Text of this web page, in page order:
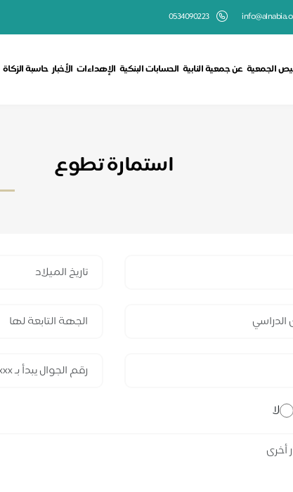
0534090223
الجمعية عن جمعية النابية الحسابات البنكية الإهداءات الأخبار حاسبة الزكاة
استمارة تطوع
لا